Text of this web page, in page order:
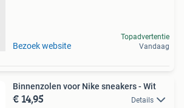
Bezoek website
Topadvertentie
Vandaag
Binnenzolen voor Nike sneakers - Wit
€ 14,95 Details